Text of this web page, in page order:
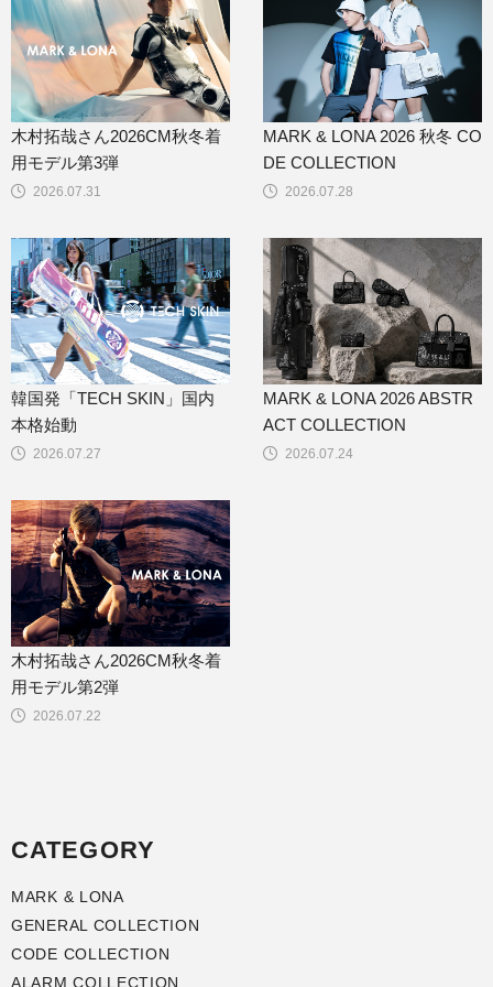
2026.07.31
木村拓哉さん2026CM秋冬着
用モデル第3弾
2026.07.28
MARK & LONA 2026 秋冬 CO
DE COLLECTION
2026.07.27
韓国発「TECH SKIN」国内
本格始動
2026.07.24
MARK & LONA 2026 ABSTR
ACT COLLECTION
2026.07.22
木村拓哉さん2026CM秋冬着
用モデル第2弾
CATEGORY
MARK & LONA
GENERAL COLLECTION
CODE COLLECTION
ALARM COLLECTION